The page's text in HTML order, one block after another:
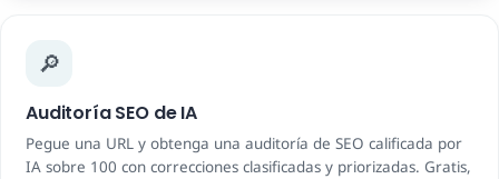
🔎
Auditoría SEO de IA
Pegue una URL y obtenga una auditoría de SEO calificada por
IA sobre 100 con correcciones clasificadas y priorizadas. Gratis,